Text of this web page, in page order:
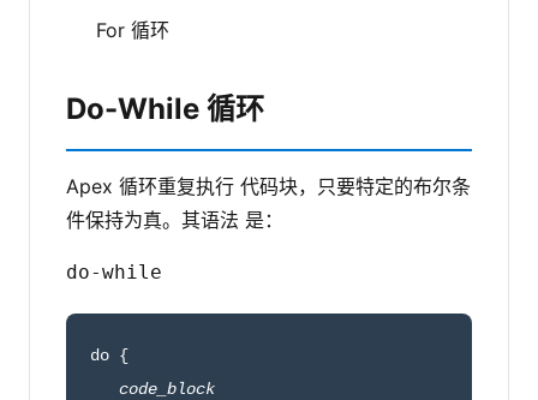
For 循环
Do-While 循环
Apex 循环重复执行 代码块，只要特定的布尔条
件保持为真。其语法 是：
do-while
do {
code_block